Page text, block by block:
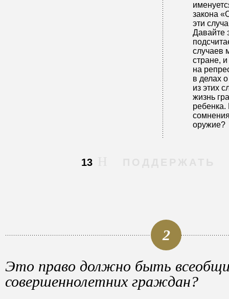
закона
эти
Давайте
случаев
стране,
на
в делах
из этих
жизнь
оружие?
13
2
Это право должно быть
совершеннолетних граждан?